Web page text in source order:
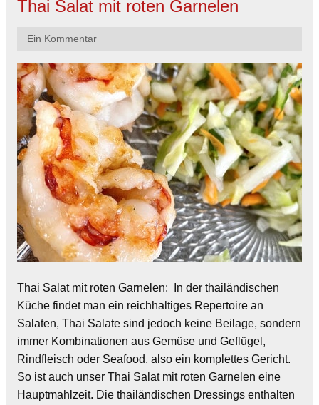
Thai Salat mit roten Garnelen
Ein Kommentar
Thai Salat mit roten Garnelen: In der thailändischen
Küche findet man ein reichhaltiges Repertoire an
Salaten, Thai Salate sind jedoch keine Beilage, sondern
immer Kombinationen aus Gemüse und Geflügel,
Rindfleisch oder Seafood, also ein komplettes Gericht.
So ist auch unser Thai Salat mit roten Garnelen eine
Hauptmahlzeit. Die thailändischen Dressings enthalten